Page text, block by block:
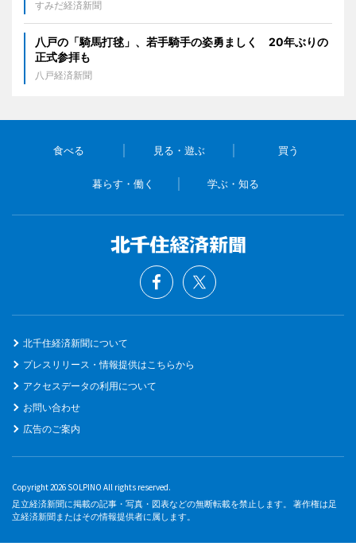
すみだ経済新聞
八戸の「騎馬打毬」、若手騎手の姿勇ましく 20年ぶりの
正式参拝も
八戸経済新聞
食べる 見る・遊ぶ 買う
暮らす・働く 学ぶ・知る
北千住経済新聞について
プレスリリース・情報提供はこちらから
アクセスデータの利用について
お問い合わせ
広告のご案内
Copyright 2026 SOLPINO All rights reserved.
足立経済新聞に掲載の記事・写真・図表などの無断転載を禁止します。 著作権は足
立経済新聞またはその情報提供者に属します。